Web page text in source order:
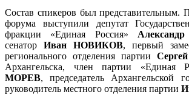
Состав спикеров был представительным.
форума выступили депутат
фракции «Единая Россия»
сенатор Иван НОВИКОВ, первый
регионального отделения партии
Архангельска, член партии «Единая
МОРЕВ, председатель Архангельской
руководитель местного отделения партии